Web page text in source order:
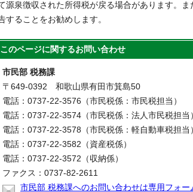
源泉徴収された所得税が戻る場合があります。
することをお勧めします。
このページに関するお問い合わせ
市民部 税務課
〒649-0392 和歌山県有田市箕島50
電話：0737-22-3576（市民税係：市民税担当）
電話：0737-22-3574（市民税係：法人市民税担当
電話：0737-22-3578（市民税係：軽自動車税担当
電話：0737-22-3582（資産税係）
電話：0737-22-3572（収納係）
ファクス：0737-82-2611
市民部 税務課へのお問い合わせは専用フォー